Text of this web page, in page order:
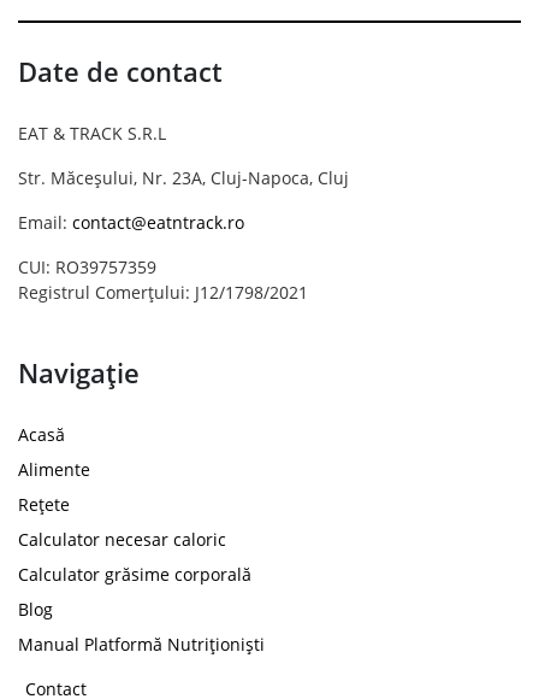
Date de contact
EAT & TRACK S.R.L
Str. Măceșului, Nr. 23A, Cluj-Napoca, Cluj
Email: contact@eatntrack.ro
CUI: RO39757359
Registrul Comerțului: J12/1798/2021
Navigație
Acasă
Alimente
Rețete
Calculator necesar caloric
Calculator grăsime corporală
Blog
Manual Platformă Nutriționiști
Contact